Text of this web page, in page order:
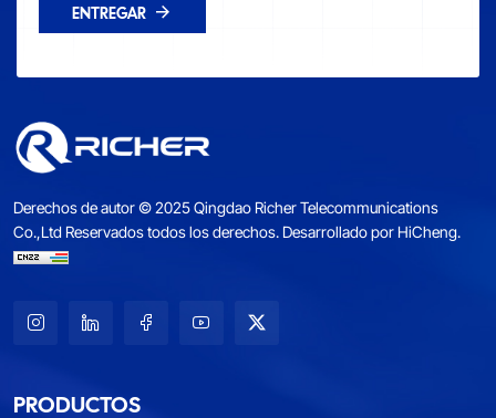
ENTREGAR
Derechos de autor © 2025 Qingdao Richer Telecommunications
Co.,Ltd Reservados todos los derechos.Desarrollado por HiCheng.
PRODUCTOS